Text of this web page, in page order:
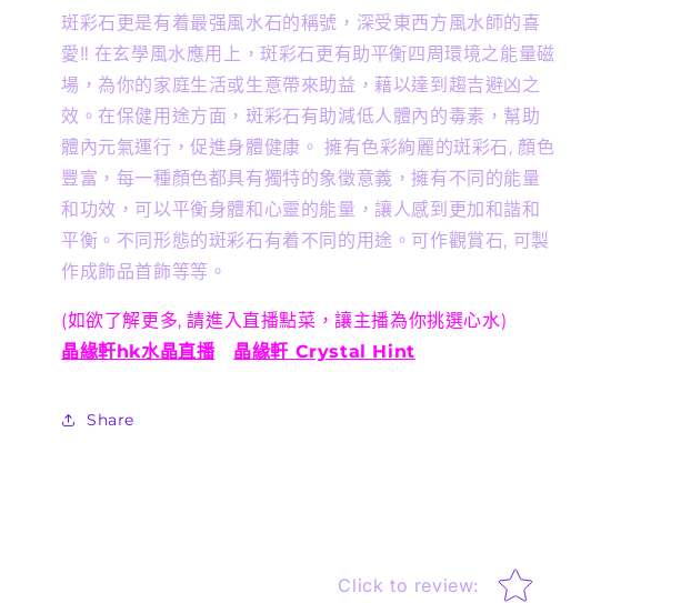
播
訂
製
款)
量
減
少
播
訂
製
款)
數
量
增
加
斑彩石更是有着最强風水石的稱號，深受東西方風水師的喜
愛‼️ 在玄學風水應用上，斑彩石更有助平衡四周環境之能量磁
場，為你的家庭生活或生意帶來助益，藉以達到趨吉避凶之
效。在保健用途方面，斑彩石有助減低人體內的毒素，幫助
體內元氣運行，促進身體健康。 擁有色彩絢麗的斑彩石, 顏色
豐富，每一種顏色都具有獨特的象徵意義，擁有不同的能量
和功效，可以平衡身體和心靈的能量，讓人感到更加和諧和
平衡。不同形態的斑彩石有着不同的用途。可作觀賞石, 可製
作成飾品首飾等等。
(如欲了解更多, 請進入直播點菜，讓主播為你挑選心水)
晶緣軒hk水晶直播
晶緣軒 Crystal Hint
Share
Click to review: Star rating